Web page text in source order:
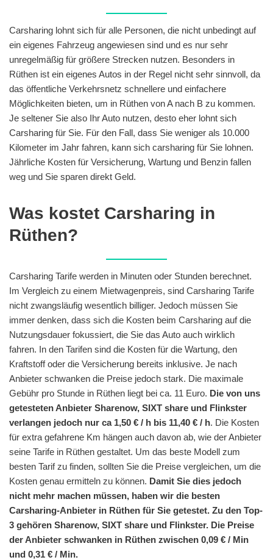
Carsharing lohnt sich für alle Personen, die nicht unbedingt auf
ein eigenes Fahrzeug angewiesen sind und es nur sehr
unregelmäßig für größere Strecken nutzen. Besonders in
Rüthen ist ein eigenes Autos in der Regel nicht sehr sinnvoll, da
das öffentliche Verkehrsnetz schnellere und einfachere
Möglichkeiten bieten, um in Rüthen von A nach B zu kommen.
Je seltener Sie also Ihr Auto nutzen, desto eher lohnt sich
Carsharing für Sie. Für den Fall, dass Sie weniger als 10.000
Kilometer im Jahr fahren, kann sich carsharing für Sie lohnen.
Jährliche Kosten für Versicherung, Wartung und Benzin fallen
weg und Sie sparen direkt Geld.
Was kostet Carsharing in
Rüthen?
Carsharing Tarife werden in Minuten oder Stunden berechnet.
Im Vergleich zu einem Mietwagenpreis, sind Carsharing Tarife
nicht zwangsläufig wesentlich billiger. Jedoch müssen Sie
immer denken, dass sich die Kosten beim Carsharing auf die
Nutzungsdauer fokussiert, die Sie das Auto auch wirklich
fahren. In den Tarifen sind die Kosten für die Wartung, den
Kraftstoff oder die Versicherung bereits inklusive. Je nach
Anbieter schwanken die Preise jedoch stark. Die maximale
Gebühr pro Stunde in Rüthen liegt bei ca. 11 Euro. Die von uns
getesteten Anbieter Sharenow, SIXT share und Flinkster
verlangen jedoch nur ca 1,50 € / h bis 11,40 € / h. Die Kosten
für extra gefahrene Km hängen auch davon ab, wie der Anbieter
seine Tarife in Rüthen gestaltet. Um das beste Modell zum
besten Tarif zu finden, sollten Sie die Preise vergleichen, um die
Kosten genau ermitteln zu können. Damit Sie dies jedoch
nicht mehr machen müssen, haben wir die besten
Carsharing-Anbieter in Rüthen für Sie getestet. Zu den Top-
3 gehören Sharenow, SIXT share und Flinkster. Die Preise
der Anbieter schwanken in Rüthen zwischen 0,09 € / Min
und 0,31 € / Min.